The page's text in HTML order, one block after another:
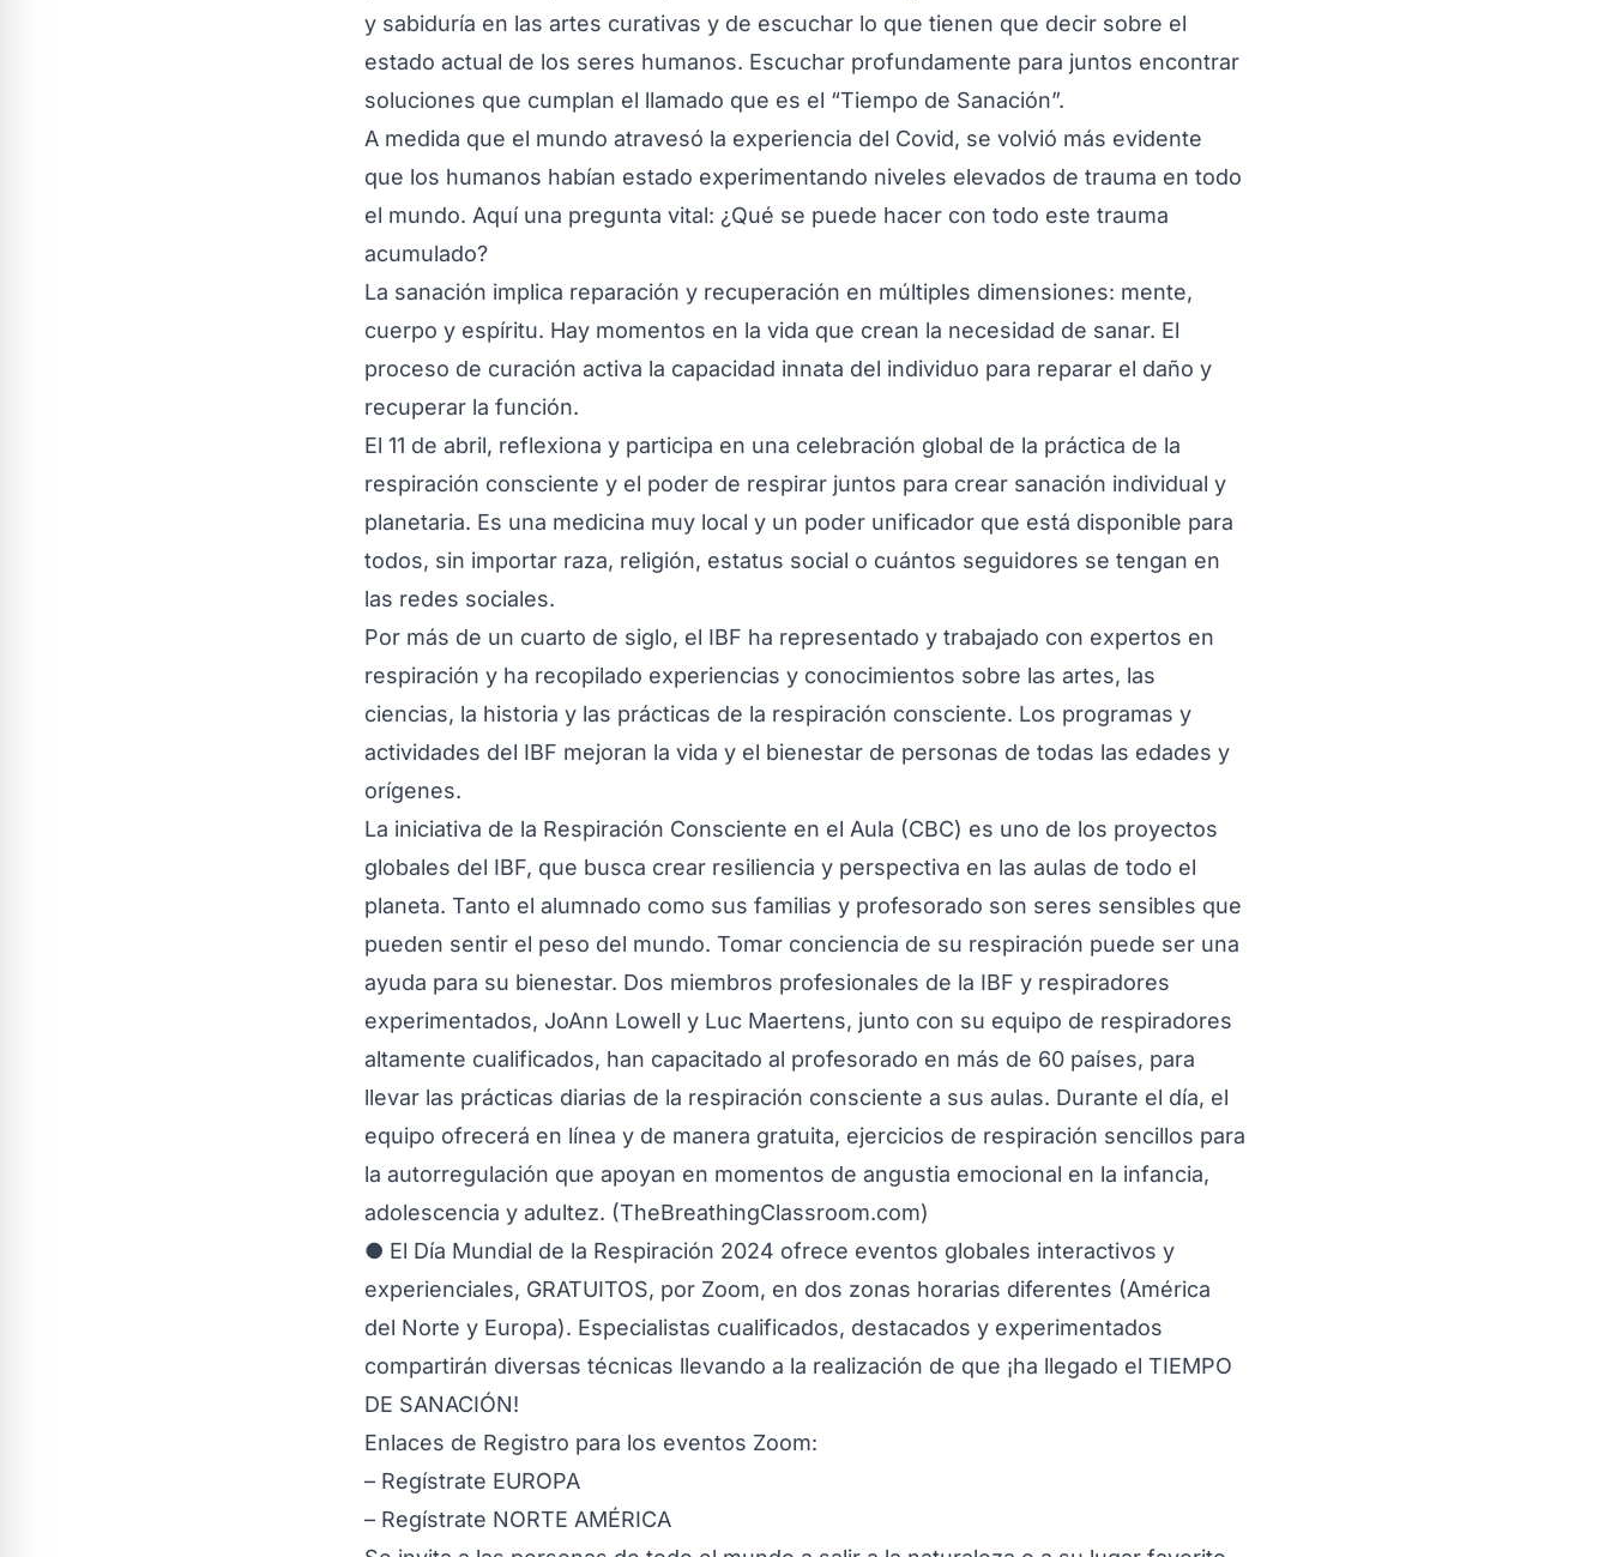
y sabiduría en las artes curativas y de escuchar lo que tienen que decir sobre el
estado actual de los seres humanos. Escuchar profundamente para juntos encontrar
soluciones que cumplan el llamado que es el “Tiempo de Sanación”.
A medida que el mundo atravesó la experiencia del Covid, se volvió más evidente
que los humanos habían estado experimentando niveles elevados de trauma en todo
el mundo. Aquí una pregunta vital: ¿Qué se puede hacer con todo este trauma
acumulado?
La sanación implica reparación y recuperación en múltiples dimensiones: mente,
cuerpo y espíritu. Hay momentos en la vida que crean la necesidad de sanar. El
proceso de curación activa la capacidad innata del individuo para reparar el daño y
recuperar la función.
El 11 de abril, reflexiona y participa en una celebración global de la práctica de la
respiración consciente y el poder de respirar juntos para crear sanación individual y
planetaria. Es una medicina muy local y un poder unificador que está disponible para
todos, sin importar raza, religión, estatus social o cuántos seguidores se tengan en
las redes sociales.
Por más de un cuarto de siglo, el IBF ha representado y trabajado con expertos en
respiración y ha recopilado experiencias y conocimientos sobre las artes, las
ciencias, la historia y las prácticas de la respiración consciente. Los programas y
actividades del IBF mejoran la vida y el bienestar de personas de todas las edades y
orígenes.
La iniciativa de la Respiración Consciente en el Aula (CBC) es uno de los proyectos
globales del IBF, que busca crear resiliencia y perspectiva en las aulas de todo el
planeta. Tanto el alumnado como sus familias y profesorado son seres sensibles que
pueden sentir el peso del mundo. Tomar conciencia de su respiración puede ser una
ayuda para su bienestar. Dos miembros profesionales de la IBF y respiradores
experimentados, JoAnn Lowell y Luc Maertens, junto con su equipo de respiradores
altamente cualificados, han capacitado al profesorado en más de 60 países, para
llevar las prácticas diarias de la respiración consciente a sus aulas. Durante el día, el
equipo ofrecerá en línea y de manera gratuita, ejercicios de respiración sencillos para
la autorregulación que apoyan en momentos de angustia emocional en la infancia,
adolescencia y adultez. (TheBreathingClassroom.com)
● El Día Mundial de la Respiración 2024 ofrece eventos globales interactivos y
experienciales, GRATUITOS, por Zoom, en dos zonas horarias diferentes (América
del Norte y Europa). Especialistas cualificados, destacados y experimentados
compartirán diversas técnicas llevando a la realización de que ¡ha llegado el TIEMPO
DE SANACIÓN!
Enlaces de Registro para los eventos Zoom:
– Regístrate EUROPA
– Regístrate NORTE AMÉRICA